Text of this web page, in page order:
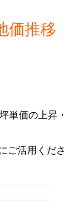
価推移
単価の上昇・
ご活用くださ